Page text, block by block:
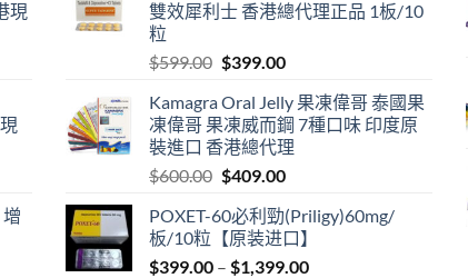
現
雙效犀利士 香港總代理正品 1板/10
粒
$599.00 Original
was:
$599.00.
$399.00Current
is:
$399.00.
Kamagra Oral Jelly 果凍偉哥 泰國果
凍偉哥 果凍威而鋼 7種口味 印度原
裝進口 香港總代理
$600.00 Original
was:
$600.00.
$409.00Current
is:
$409.00.
POXET-60必利勁(Priligy)60mg/
板/10粒【原装进口】
$399.00 – $1,399.00Price